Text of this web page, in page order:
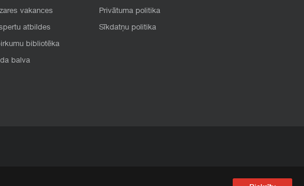
vakances
atbildes
bibliotēka
balva
Privātuma politika
Sīkdatņu politika